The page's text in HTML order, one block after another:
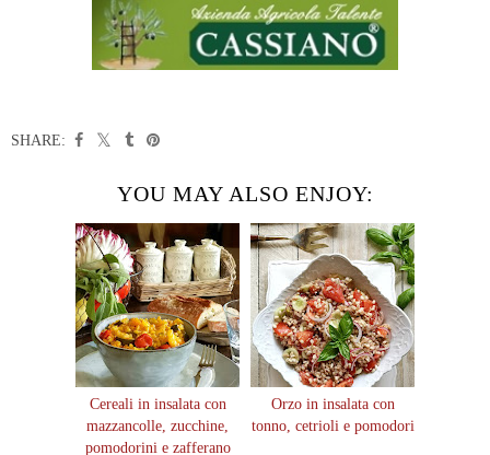
SHARE:
YOU MAY ALSO ENJOY:
Cereali in insalata con
mazzancolle, zucchine,
pomodorini e zafferano
Orzo in insalata con
tonno, cetrioli e pomodori